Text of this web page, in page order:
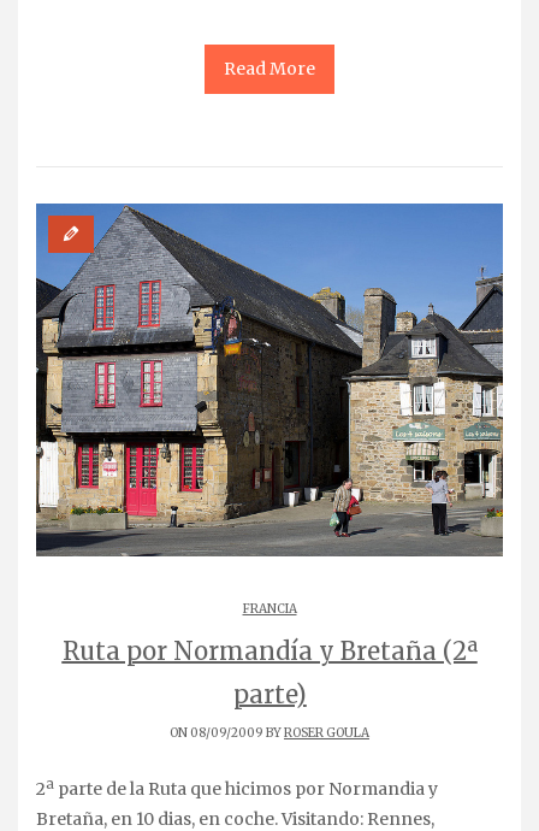
Read More
FRANCIA
Ruta por Normandía y Bretaña (2ª
parte)
ON 08/09/2009 BYROSER GOULA
2ª parte de la Ruta que hicimos por Normandia y
Bretaña, en 10 dias, en coche. Visitando: Rennes,